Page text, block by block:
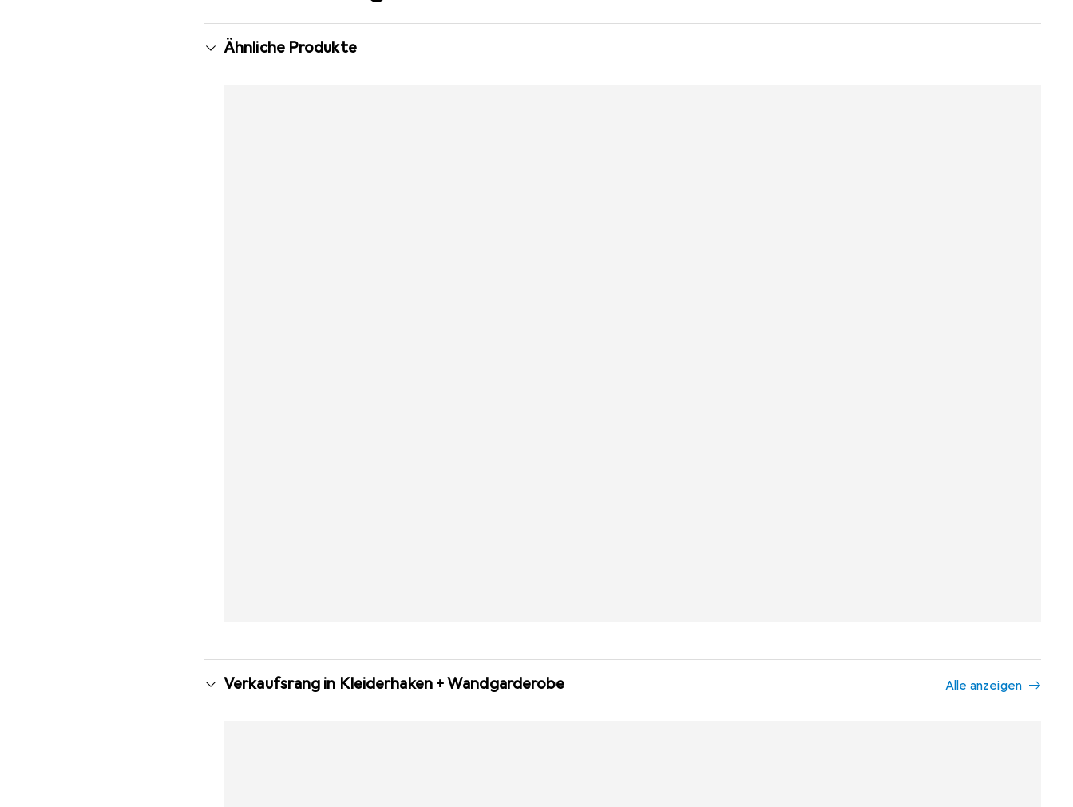
Ähnliche Produkte
Verkaufsrang in Kleiderhaken + Wandgarderobe Alle anzeigen